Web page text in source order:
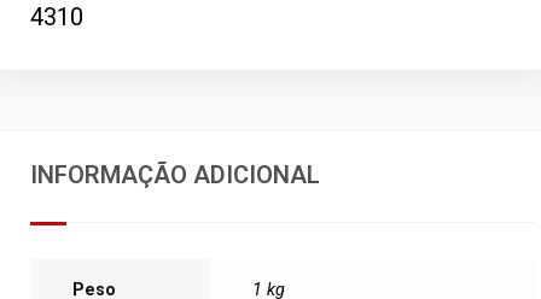
4310
INFORMAÇÃO ADICIONAL
Peso 1 kg